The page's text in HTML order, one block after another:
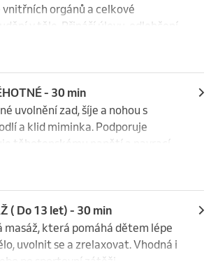
orgánů a celkové
v těle. Přináší úlevu, odlehčení
relaxace.
- 30 min
uvolnění zad, šíje a nohou s
a klid miminka. Podporuje
těhotenskému napětí a navrací
( Do 13 let) - 30 min
masáž, která pomáhá dětem lépe
uvolnit se a zrelaxovat. Vhodná i
po sportovní zátěži.